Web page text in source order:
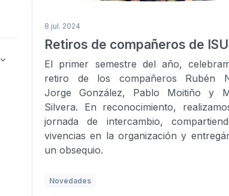
8 jul. 2024
Retiros de compañeros de
El primer semestre del año,
retiro de los compañeros Rubén
Jorge González, Pablo Moitiño y
Silvera. En reconocimiento,
jornada de intercambio,
vivencias en la organización y
un obsequio.
Novedades